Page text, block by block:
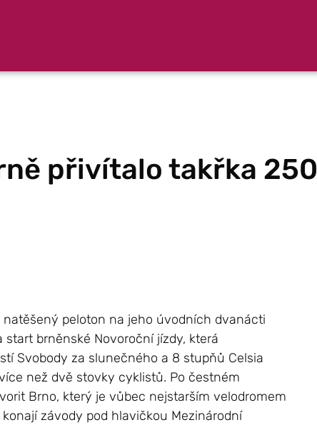
přivítalo takřka 250
natěšený peloton na jeho úvodních dvanácti
brněnské Novoroční jízdy, která
Svobody za slunečného a 8 stupňů Celsia
než dvě stovky cyklistů. Po čestném
Brno, který je vůbec nejstarším velodromem
závody pod hlavičkou Mezinárodní